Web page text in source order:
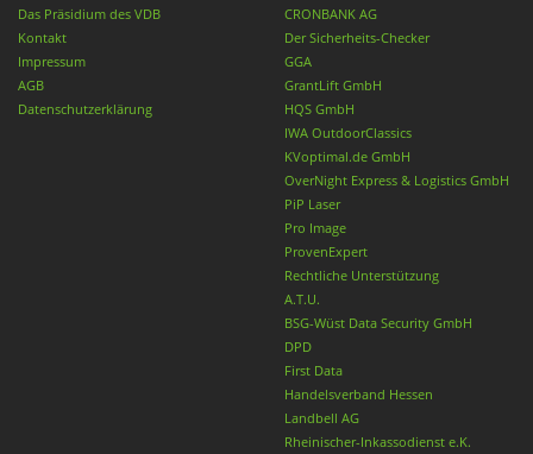
Das Präsidium des VDB
Kontakt
Impressum
AGB
Datenschutzerklärung
CRONBANK AG
Der Sicherheits-Checker
GGA
GrantLift GmbH
HQS GmbH
IWA OutdoorClassics
KVoptimal.de GmbH
OverNight Express & Logistics GmbH
PiP Laser
Pro Image
ProvenExpert
Rechtliche Unterstützung
A.T.U.
BSG-Wüst Data Security GmbH
DPD
First Data
Handelsverband Hessen
Landbell AG
Rheinischer-Inkassodienst e.K.